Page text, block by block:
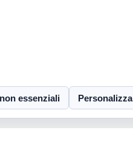
essenziali Personalizza